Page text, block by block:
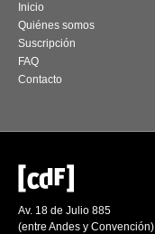
Inicio
Quiénes somos
Suscripción
FAQ
Contacto
Av. 18 de Julio 885
(entre Andes y Convención)